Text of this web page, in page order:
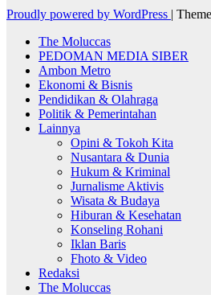
Proudly powered by WordPress |
The Moluccas
PEDOMAN MEDIA SIBER
Ambon Metro
Ekonomi & Bisnis
Pendidikan & Olahraga
Politik & Pemerintahan
Lainnya
Opini & Tokoh Kita
Nusantara & Dunia
Hukum & Kriminal
Jurnalisme Aktivis
Wisata & Budaya
Hiburan & Kesehatan
Konseling Rohani
Iklan Baris
Fhoto & Video
Redaksi
The Moluccas